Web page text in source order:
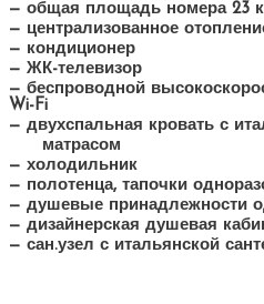
— общая площадь номера 23
— централизованное
— кондиционер
— ЖК-телевизор
— беспроводной
Wi-Fi
— двухспальная кровать с
матрасом
— холодильник
— полотенца, тапочки
— душевые принадлежности
— дизайнерская душевая
— сан.узел с итальянской